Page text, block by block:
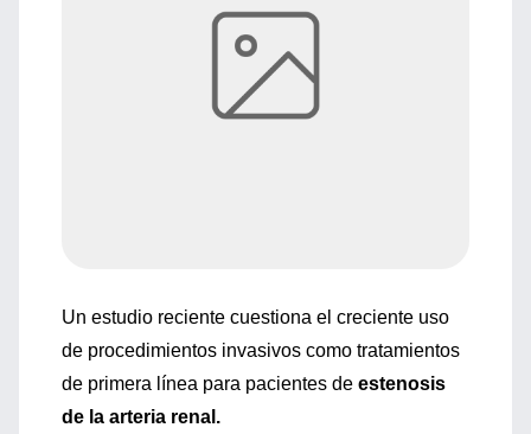
Un estudio reciente cuestiona el creciente uso
de procedimientos invasivos como tratamientos
de primera línea para pacientes de estenosis
de la arteria renal.